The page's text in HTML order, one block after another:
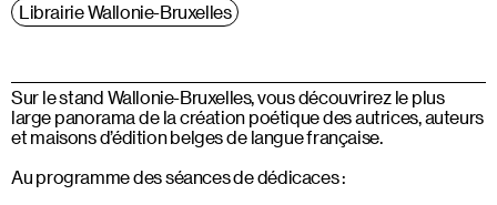
Librairie Wallonie-Bruxelles
Sur le stand Wallonie-Bruxelles, vous découvrirez le plus
large panorama de la création poétique des autrices, auteurs
et maisons d’édition belges de langue française.
Au programme des séances de dédicaces :